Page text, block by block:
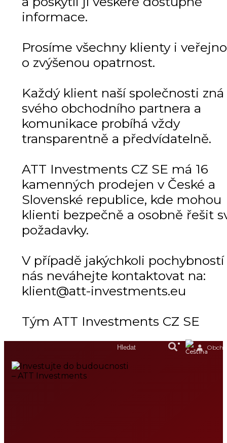
informace.
Prosíme všechny klienty i
o zvýšenou opatrnost.
Každý klient naší společnosti zná
svého obchodního partnera a
komunikace probíhá vždy
transparentně a předvídatelně.
ATT Investments CZ SE má 16
kamenných prodejen v České a
Slovenské republice, kde mohou
klienti bezpečně a osobně řešit
požadavky.
V případě jakýchkoli pochybností
nás neváhejte kontaktovat na:
klient@att-investments.eu
Tým ATT Investments CZ SE